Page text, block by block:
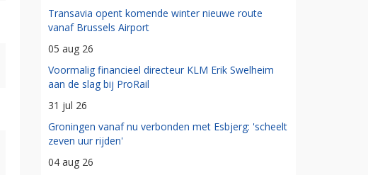
Transavia opent komende winter nieuwe route
vanaf Brussels Airport
05 aug 26
Voormalig financieel directeur KLM Erik Swelheim
aan de slag bij ProRail
31 jul 26
Groningen vanaf nu verbonden met Esbjerg: 'scheelt
zeven uur rijden'
04 aug 26